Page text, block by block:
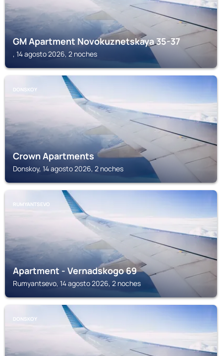
GM Apartment Novokuznetskaya 35-37
, 14 agosto 2026, 2 noches
DONSKOY
Crown Apartments
Donskoy, 14 agosto 2026, 2 noches
RUMYANTSEVO
Apartment - Vernadskogo 69
Rumyantsevo, 14 agosto 2026, 2 noches
DONSKOY